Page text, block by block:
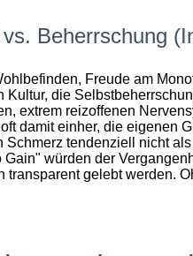
Beherrschung
Freude am
Kultur, die
extrem reizoffenen
damit einher, die eigenen
Schmerz tendenziell nicht
Gain" würden der
transparent gelebt werden.